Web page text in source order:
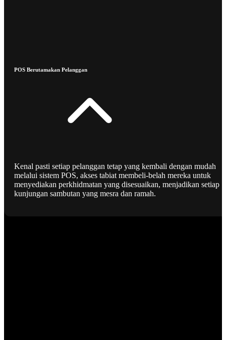
POS Berutamakan Pelanggan
Kenal pasti setiap pelanggan tetap yang kembali dengan mudah
melalui sistem POS, akses tabiat membeli-belah mereka untuk
menyediakan perkhidmatan yang disesuaikan, menjadikan setiap
kunjungan sambutan yang mesra dan ramah.